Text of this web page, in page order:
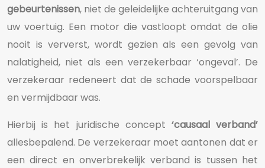
gebeurtenissen, niet de geleidelijke achteruitgang van
uw voertuig. Een motor die vastloopt omdat de olie
nooit is ververst, wordt gezien als een gevolg van
nalatigheid, niet als een verzekerbaar ‘ongeval’. De
verzekeraar redeneert dat de schade voorspelbaar
en vermijdbaar was.
Hierbij is het juridische concept ‘causaal verband’
allesbepalend. De verzekeraar moet aantonen dat er
een direct en onverbrekelijk verband is tussen het